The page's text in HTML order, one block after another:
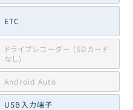
ETC
ドライブレコーダー (SDカード
なし)
Android Auto
USB入力端子